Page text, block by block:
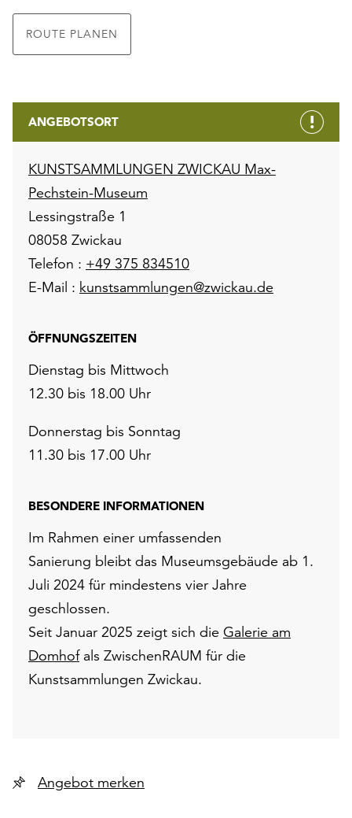
ROUTE PLANEN
ANGEBOTSORT
KUNSTSAMMLUNGEN ZWICKAU Max-
Pechstein-Museum
Lessingstraße 1
08058 Zwickau
Telefon : +49 375 834510
E-Mail : kunstsammlungen@zwickau.de
ÖFFNUNGSZEITEN
Dienstag bis Mittwoch
12.30 bis 18.00 Uhr
Donnerstag bis Sonntag
11.30 bis 17.00 Uhr
BESONDERE INFORMATIONEN
Im Rahmen einer umfassenden
Sanierung bleibt das Museumsgebäude ab 1.
Juli 2024 für mindestens vier Jahre
geschlossen.
Seit Januar 2025 zeigt sich die Galerie am
Domhofals ZwischenRAUM für die
Kunstsammlungen Zwickau.
Angebot merken